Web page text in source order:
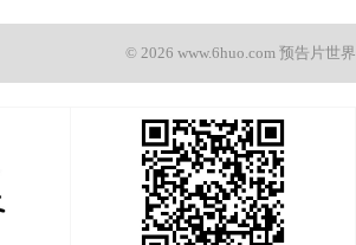
© 2026 www.6huo.com 预告片世界